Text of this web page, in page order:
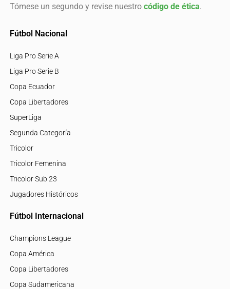
Tómese un segundo y revise nuestro código de ética.
Fútbol Nacional
Liga Pro Serie A
Liga Pro Serie B
Copa Ecuador
Copa Libertadores
SuperLiga
Segunda Categoría
Tricolor
Tricolor Femenina
Tricolor Sub 23
Jugadores Históricos
Fútbol Internacional
Champions League
Copa América
Copa Libertadores
Copa Sudamericana